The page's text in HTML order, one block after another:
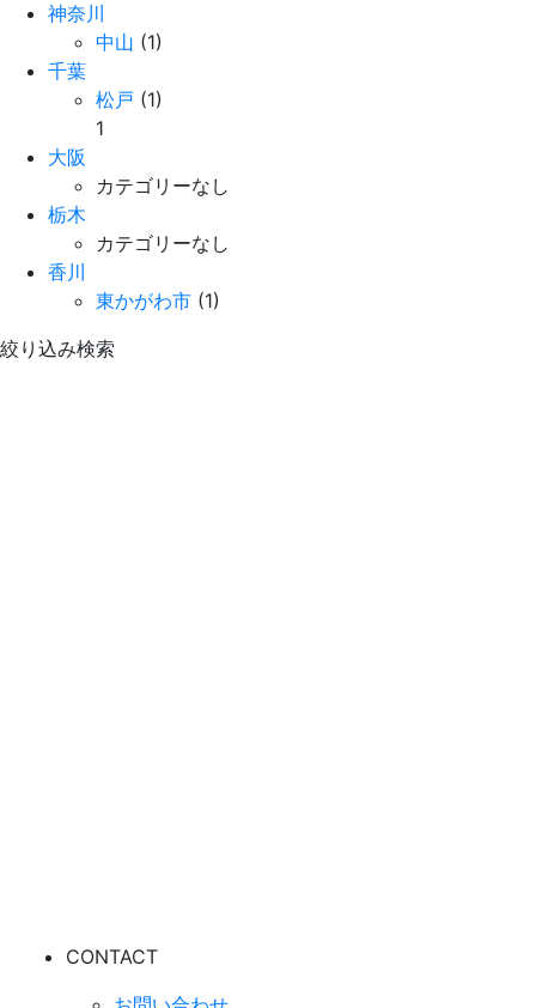
神奈川
中山 (1)
千葉
松戸 (1)
1
大阪
カテゴリーなし
栃木
カテゴリーなし
香川
東かがわ市 (1)
絞り込み検索
CONTACT